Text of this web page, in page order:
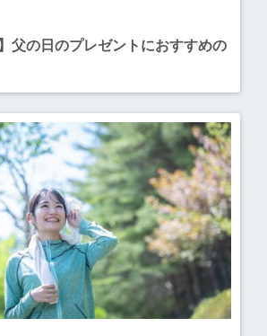
父の日のプレゼントにおすすめの